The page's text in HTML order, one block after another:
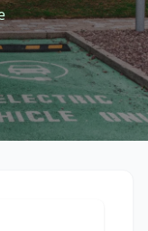
parViteUnDevis.com-Vous